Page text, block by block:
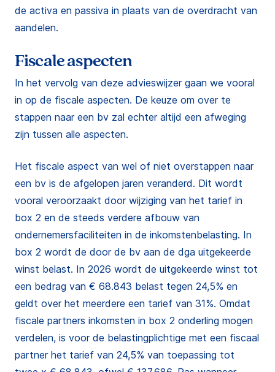
de activa en passiva in plaats van de overdracht van
aandelen.
Fiscale aspecten
In het vervolg van deze advieswijzer gaan we vooral
in op de fiscale aspecten. De keuze om over te
stappen naar een bv zal echter altijd een afweging
zijn tussen alle aspecten.
Het fiscale aspect van wel of niet overstappen naar
een bv is de afgelopen jaren veranderd. Dit wordt
vooral veroorzaakt door wijziging van het tarief in
box 2 en de steeds verdere afbouw van
ondernemersfaciliteiten in de inkomstenbelasting. In
box 2 wordt de door de bv aan de dga uitgekeerde
winst belast. In 2026 wordt de uitgekeerde winst tot
een bedrag van € 68.843 belast tegen 24,5% en
geldt over het meerdere een tarief van 31%. Omdat
fiscale partners inkomsten in box 2 onderling mogen
verdelen, is voor de belastingplichtige met een fiscaal
partner het tarief van 24,5% van toepassing tot